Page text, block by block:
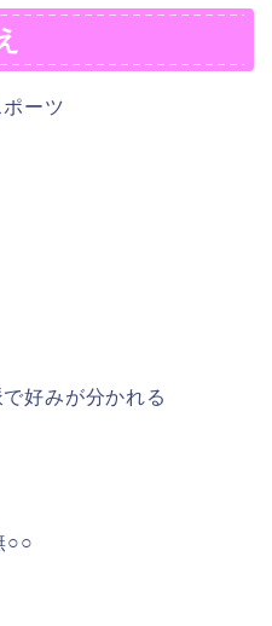
ーツ
好みが分かれる
○○